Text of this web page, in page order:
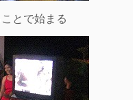
とで始まる